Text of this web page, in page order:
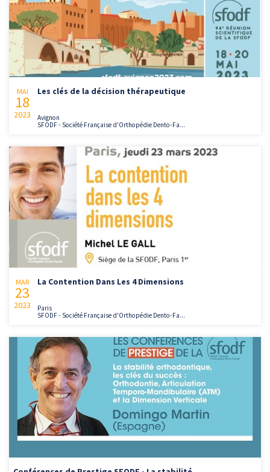
MAI
18
2023
Les clés de la décision thérapeutique
Avignon
SFODF - Société Française d'Orthopédie Dento-Fa...
MAR
23
2023
La Contention Dans Les 4 Dimensions
Paris
SFODF - Société Française d'Orthopédie Dento-Fa...